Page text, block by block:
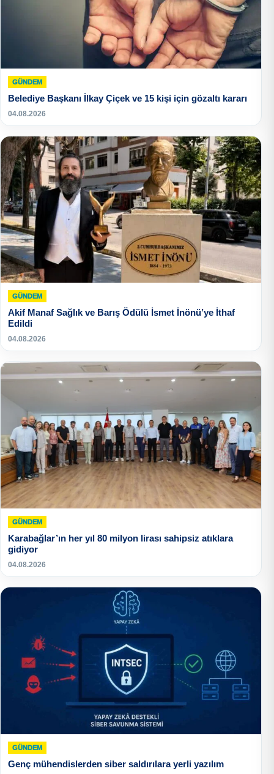
GÜNDEM
Belediye Başkanı İlkay Çiçek ve 15 kişi için gözaltı kararı
04.08.2026
GÜNDEM
Akif Manaf Sağlık ve Barış Ödülü İsmet İnönü’ye İthaf
Edildi
04.08.2026
GÜNDEM
Karabağlar’ın her yıl 80 milyon lirası sahipsiz atıklara
gidiyor
04.08.2026
GÜNDEM
Genç mühendislerden siber saldırılara yerli yazılım